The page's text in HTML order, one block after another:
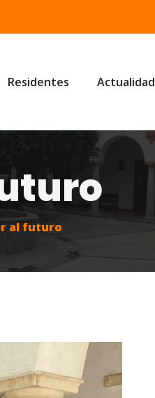
Residentes Actualidad
al futuro